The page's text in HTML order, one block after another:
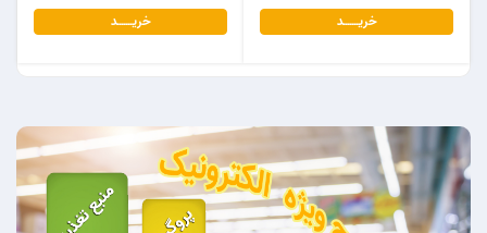
خریـــــــد
خریـــــــد